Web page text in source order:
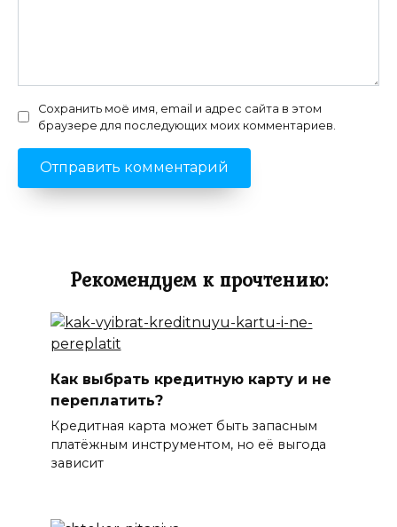
Сохранить моё имя, email и адрес сайта в этом
браузере для последующих моих комментариев.
Рекомендуем к прочтению:
Как выбрать кредитную карту и не
переплатить?
Кредитная карта может быть запасным
платёжным инструментом, но её выгода
зависит